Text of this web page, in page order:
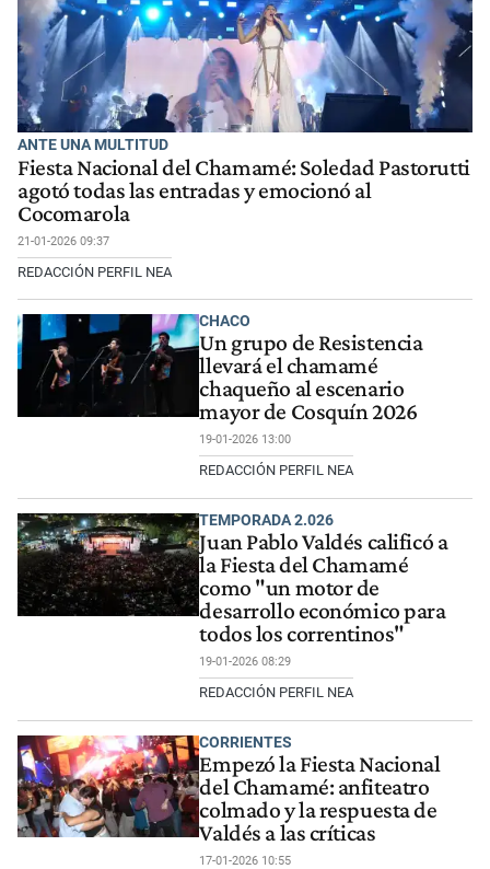
ANTE UNA MULTITUD
Fiesta Nacional del Chamamé: Soledad Pastorutti
agotó todas las entradas y emocionó al
Cocomarola
21-01-2026 09:37
REDACCIÓN PERFIL NEA
CHACO
Un grupo de Resistencia
llevará el chamamé
chaqueño al escenario
mayor de Cosquín 2026
19-01-2026 13:00
REDACCIÓN PERFIL NEA
TEMPORADA 2.026
Juan Pablo Valdés calificó a
la Fiesta del Chamamé
como "un motor de
desarrollo económico para
todos los correntinos"
19-01-2026 08:29
REDACCIÓN PERFIL NEA
CORRIENTES
Empezó la Fiesta Nacional
del Chamamé: anfiteatro
colmado y la respuesta de
Valdés a las críticas
17-01-2026 10:55